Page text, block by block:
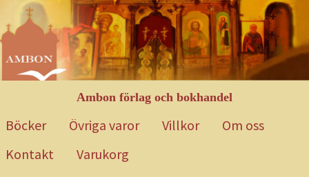
Hoppa
till
till
Ambon förlag och bokhandel
Böcker Övriga varor Villkor
Om oss
Kontakt
Varukorg